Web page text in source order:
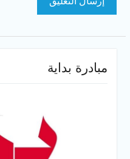
مبادرة بداية